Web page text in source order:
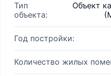
Тип
объекта:
Объект
Год постройки:
Количество жилых